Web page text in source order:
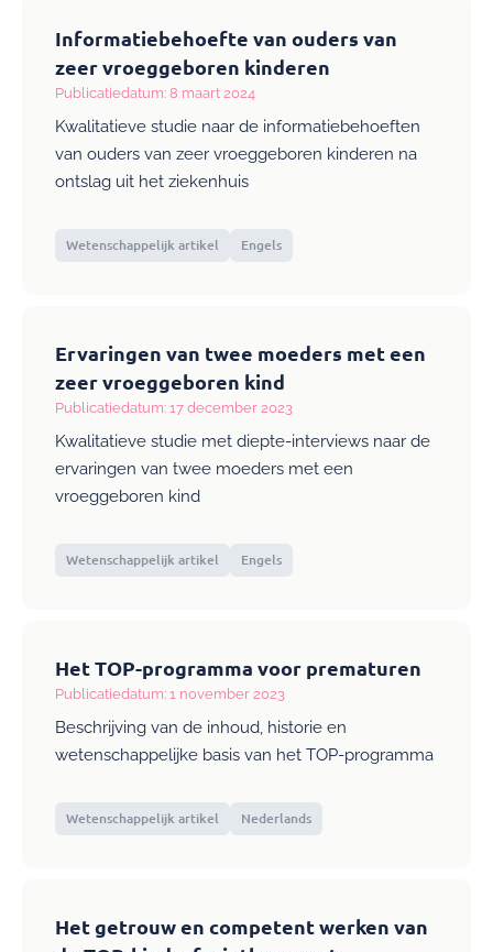
Informatiebehoefte van ouders van
zeer vroeggeboren kinderen
Publicatiedatum: 8 maart 2024
Kwalitatieve studie naar de informatiebehoeften
van ouders van zeer vroeggeboren kinderen na
ontslag uit het ziekenhuis
Wetenschappelijk artikel Engels
Ervaringen van twee moeders met een
zeer vroeggeboren kind
Publicatiedatum: 17 december 2023
Kwalitatieve studie met diepte-interviews naar de
ervaringen van twee moeders met een
vroeggeboren kind
Wetenschappelijk artikel Engels
Het TOP-programma voor prematuren
Publicatiedatum: 1 november 2023
Beschrijving van de inhoud, historie en
wetenschappelijke basis van het TOP-programma
Wetenschappelijk artikel Nederlands
Het getrouw en competent werken van